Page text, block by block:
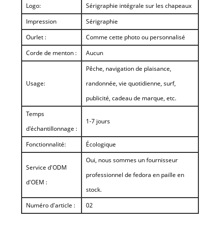
Logo:
Sérigraphie intégrale sur les chapeaux
Impression
Sérigraphie
Ourlet :
Comme cette photo ou personnalisé
Corde de menton :
Aucun
Usage:
Pêche, navigation de plaisance,
randonnée, vie quotidienne, surf,
publicité, cadeau de marque, etc.
Temps
d'échantillonnage :
1-7 jours
Fonctionnalité: Écologique
Service d'ODM
d'OEM :
Oui, nous sommes un fournisseur
professionnel de fedora en paille en
stock.
Numéro d'article :
02